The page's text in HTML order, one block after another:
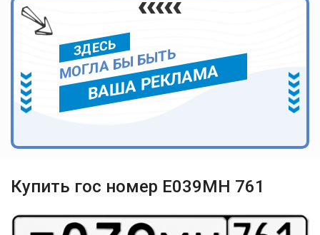
ЗДЕСЬ
МОГЛА БЫ БЫТЬ
ВАША РЕКЛАМА
Купить гос номер Е039МН 761